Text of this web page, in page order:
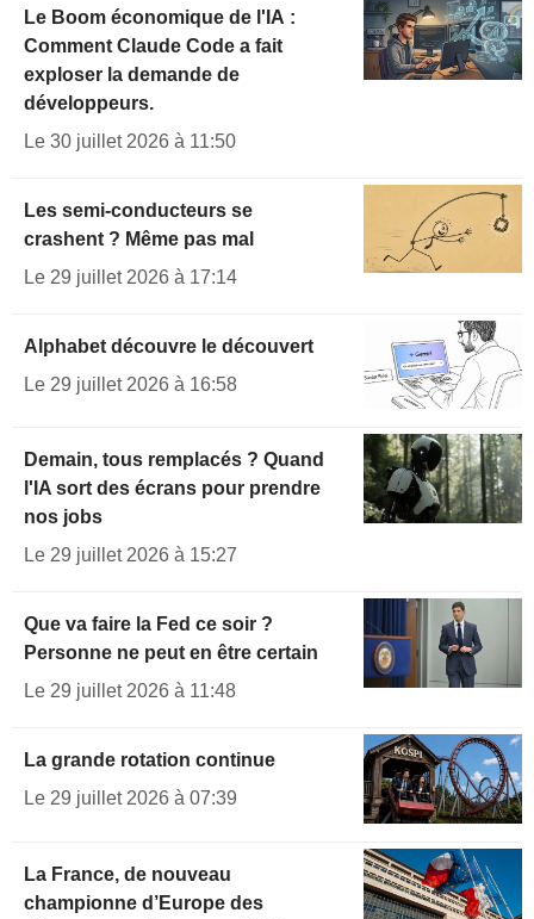
Le Boom économique de l'IA :
Comment Claude Code a fait
exploser la demande de
développeurs.
Le 30 juillet 2026 à 11:50
Les semi-conducteurs se
crashent ? Même pas mal
Le 29 juillet 2026 à 17:14
Alphabet découvre le découvert
Le 29 juillet 2026 à 16:58
Demain, tous remplacés ? Quand
l'IA sort des écrans pour prendre
nos jobs
Le 29 juillet 2026 à 15:27
Que va faire la Fed ce soir ?
Personne ne peut en être certain
Le 29 juillet 2026 à 11:48
La grande rotation continue
Le 29 juillet 2026 à 07:39
La France, de nouveau
championne d’Europe des